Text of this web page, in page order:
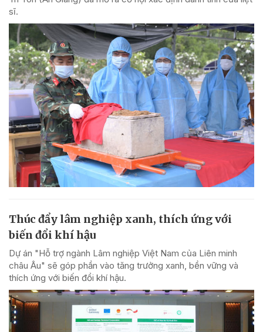
sĩ.
Thúc đẩy lâm nghiệp xanh, thích ứng với
biến đổi khí hậu
Dự án "Hỗ trợ ngành Lâm nghiệp Việt Nam của Liên minh
châu Âu" sẽ góp phần vào tăng trưởng xanh, bền vững và
thích ứng với biến đổi khí hậu.